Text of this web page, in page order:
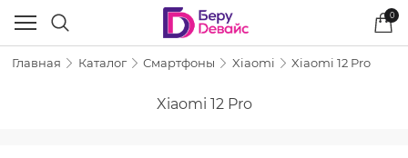
0
Главная Каталог Смартфоны Xiaomi Xiaomi 12 Pro
Xiaomi 12 Pro